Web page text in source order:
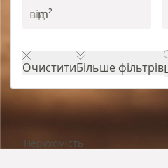
m²
ОчиститиБільше фільтрів
Нерухомість